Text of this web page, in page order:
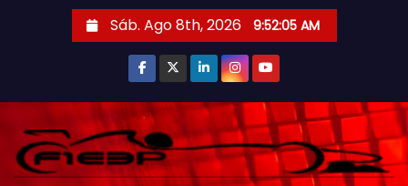
Sáb. Ago 8th, 2026 9:52:07 AM